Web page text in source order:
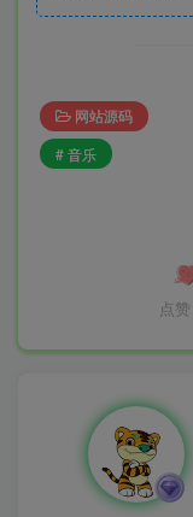
网站源码
# 音乐
点赞